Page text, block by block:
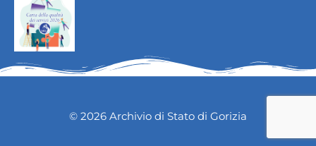
© 2026 Archivio di Stato di Gorizia